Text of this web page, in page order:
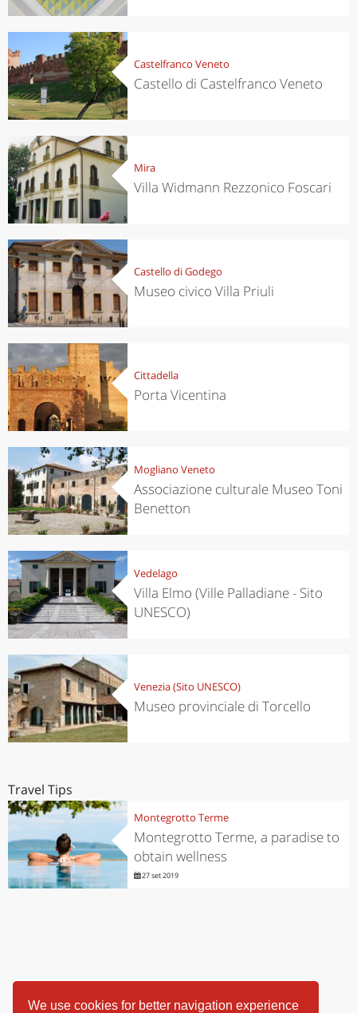
We use cookies for better navigation experience
Castelfranco Veneto
Castello di Castelfranco Veneto
Mira
Villa Widmann Rezzonico Foscari
Castello di Godego
Museo civico Villa Priuli
Cittadella
Porta Vicentina
Mogliano Veneto
Associazione culturale Museo Toni
Benetton
Vedelago
Villa Elmo (Ville Palladiane - Sito
UNESCO)
Venezia (Sito UNESCO)
Museo provinciale di Torcello
Travel Tips
Montegrotto Terme
Montegrotto Terme, a paradise to
obtain wellness
27 set 2019